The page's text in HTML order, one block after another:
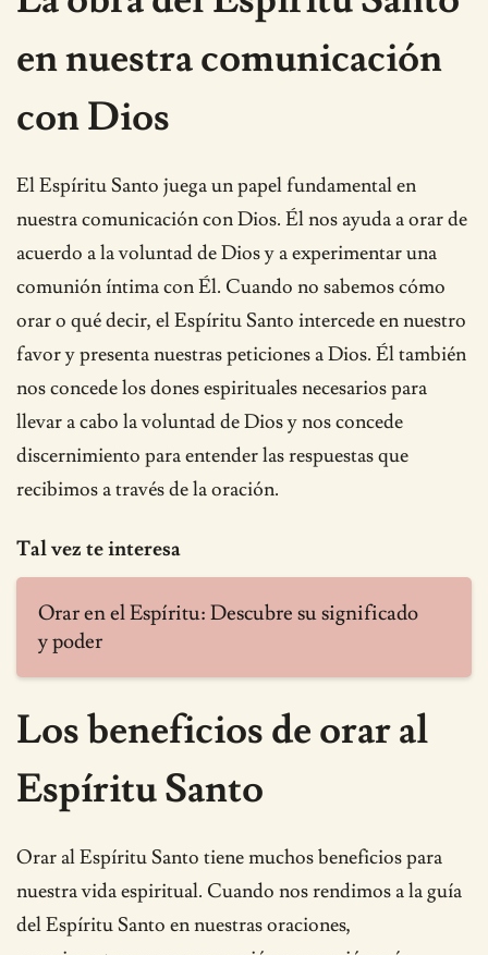
en nuestra comunicación
con Dios
El Espíritu Santo juega un papel fundamental en
nuestra comunicación con Dios. Él nos ayuda a orar de
acuerdo a la voluntad de Dios y a experimentar una
comunión íntima con Él. Cuando no sabemos cómo
orar o qué decir, el Espíritu Santo intercede en nuestro
favor y presenta nuestras peticiones a Dios. Él también
nos concede los dones espirituales necesarios para
llevar a cabo la voluntad de Dios y nos concede
discernimiento para entender las respuestas que
recibimos a través de la oración.
Tal vez te interesa
Orar en el Espíritu: Descubre su significado
y poder
Los beneficios de orar al
Espíritu Santo
Orar al Espíritu Santo tiene muchos beneficios para
nuestra vida espiritual. Cuando nos rendimos a la guía
del Espíritu Santo en nuestras oraciones,